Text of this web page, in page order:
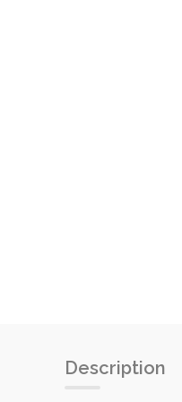
Description